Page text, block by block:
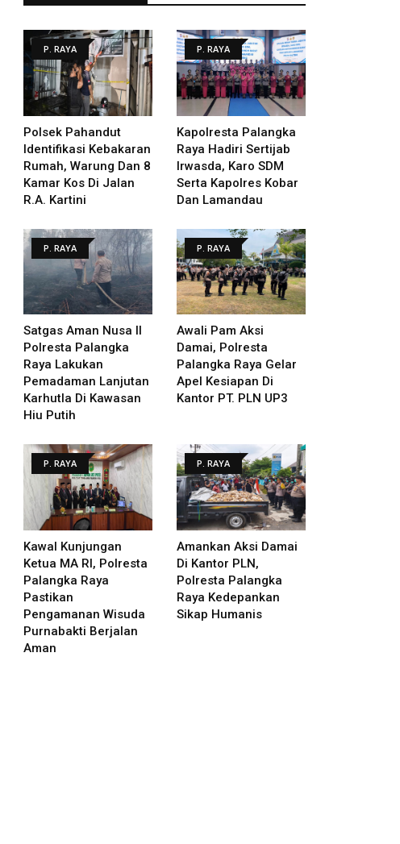
P. RAYA
Polsek Pahandut
Identifikasi Kebakaran
Rumah, Warung Dan 8
Kamar Kos Di Jalan
R.A. Kartini
P. RAYA
Kapolresta Palangka
Raya Hadiri Sertijab
Irwasda, Karo SDM
Serta Kapolres Kobar
Dan Lamandau
P. RAYA
Satgas Aman Nusa II
Polresta Palangka
Raya Lakukan
Pemadaman Lanjutan
Karhutla Di Kawasan
Hiu Putih
P. RAYA
Awali Pam Aksi
Damai, Polresta
Palangka Raya Gelar
Apel Kesiapan Di
Kantor PT. PLN UP3
P. RAYA
Kawal Kunjungan
Ketua MA RI, Polresta
Palangka Raya
Pastikan
Pengamanan Wisuda
Purnabakti Berjalan
Aman
P. RAYA
Amankan Aksi Damai
Di Kantor PLN,
Polresta Palangka
Raya Kedepankan
Sikap Humanis